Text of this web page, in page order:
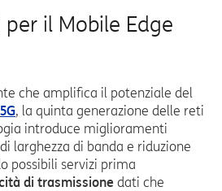
il Mobile Edge
che amplifica il potenziale del
5G, la quinta generazione delle reti
introduce miglioramenti
larghezza di banda e riduzione
possibili servizi prima
di trasmissione dati che